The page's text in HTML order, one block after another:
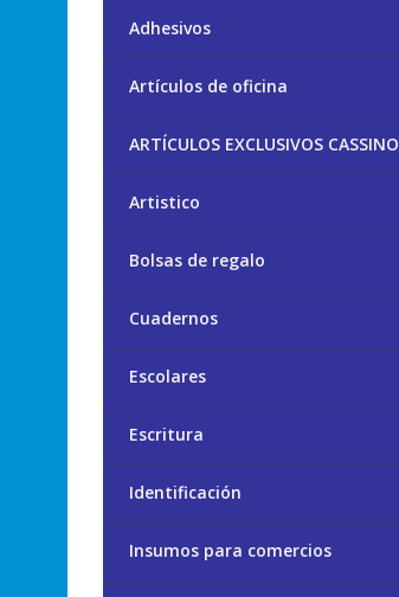
Adhesivos
Artículos de oficina
ARTÍCULOS EXCLUSIVOS CASSINO
Artistico
Bolsas de regalo
Cuadernos
Escolares
Escritura
Identificación
Insumos para comercios